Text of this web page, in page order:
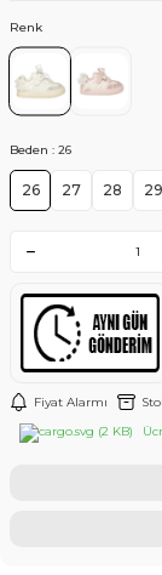
Renk
Beden : 26
26 27 28 29
Fiyat Alarmı